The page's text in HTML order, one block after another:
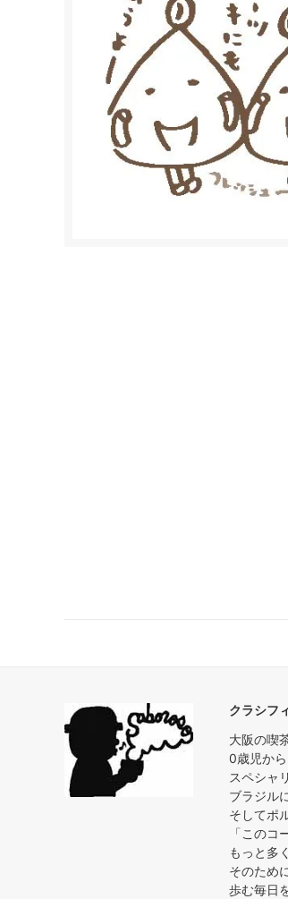
クラシフ
大阪の喫
0歳児から
スペシャ
ブラジル
そしてポ
「このコ
もっと多
そのため
歩む毎日